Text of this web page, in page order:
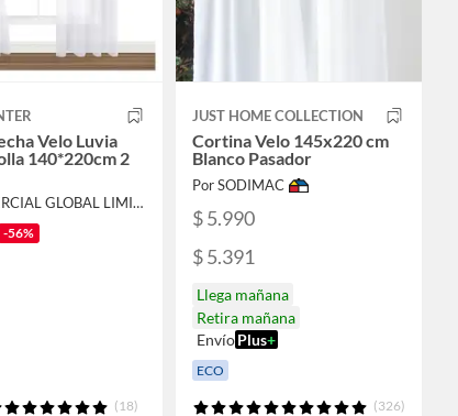
Velo Luvia
140*220cm 2
Por COMERCIAL GLOBAL LIMITADA
-56%
(18)
JUST HOME COLLECTION
Cortina Velo 145x220 cm
Blanco Pasador
Por SODIMAC
$ 5.990
$ 5.391
Llega mañana
Retira mañana
EnvíoPlus+
ECO
(326)